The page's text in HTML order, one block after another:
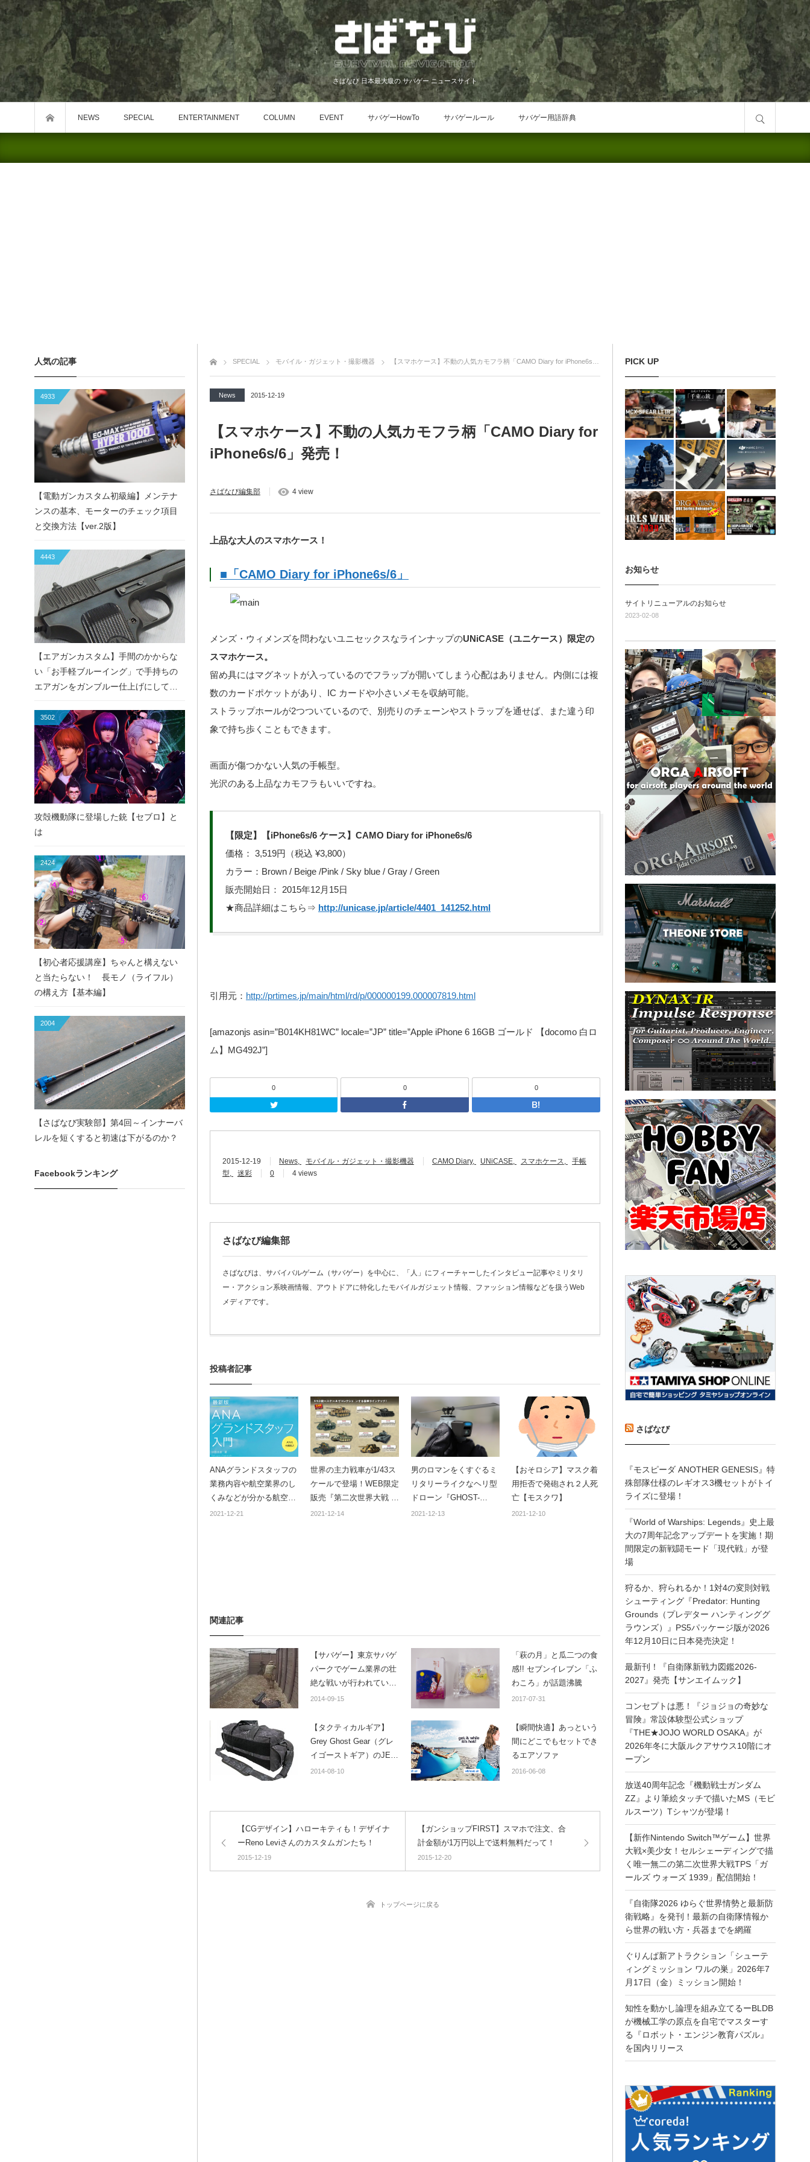
さばなび 日本最大級の サバゲー ニュースサイト
NEWS SPECIAL ENTERTAINMENT COLUMN EVENT サバゲーHowTo サバゲールール サバゲー用語辞典
SPECIAL モバイル・ガジェット・撮影機器 【スマホケース】不動の人気カモフラ柄「CAMO Diary for iPhone6s/6」発売！
News 2015-12-19
【スマホケース】不動の人気カモフラ柄「CAMO Diary for
iPhone6s/6」発売！
さばなび編集部 4 view
上品な大人のスマホケース！
■「CAMO Diary for iPhone6s/6」
メンズ・ウィメンズを問わないユニセックスなラインナップのUNiCASE（ユニケース）限定の
スマホケース。
留め具にはマグネットが入っているのでフラップが開いてしまう心配はありません。内側には複
数のカードポケットがあり、IC カードや小さいメモを収納可能。
ストラップホールが2つついているので、別売りのチェーンやストラップを通せば、また違う印
象で持ち歩くこともできます。
画面が傷つかない人気の手帳型。
光沢のある上品なカモフラもいいですね。
【限定】【iPhone6s/6 ケース】CAMO Diary for iPhone6s/6
価格： 3,519円（税込 ¥3,800）
カラー：Brown / Beige /Pink / Sky blue / Gray / Green
販売開始日： 2015年12月15日
★商品詳細はこちら⇒ http://unicase.jp/article/4401_141252.html
引用元： http://prtimes.jp/main/html/rd/p/000000199.000007819.html
[amazonjs asin=”B014KH81WC” locale=”JP” title=”Apple iPhone 6 16GB ゴールド 【docomo 白ロ
ム】MG492J”]
0
Twitter
0
Facebook
0
はてなブックマーク
2015-12-19 News モバイル・ガジェット・撮影機器 CAMO Diary UNiCASE スマホケース
手帳
型
迷彩 0 4 views
さばなび編集部
さばなびは、サバイバルゲーム（サバゲー）を中心に、「人」にフィーチャーしたインタビュー記事やミリタリ
ー・アクション系映画情報、アウトドアに特化したモバイルガジェット情報、ファッション情報などを扱うWeb
メディアです。
投稿者記事
ANAグランドスタッフの
業務内容や航空業界のし
くみなどが分かる航空業
界・地上職を目指す人の
2021-12-21
世界の主力戦車が1/43ス
ケールで登場！WEB限定
販売『第二次世界大戦 傑
作戦車コレクション』
2021-12-14
男のロマンをくすぐるミ
リタリーライクなヘリ型
ドローン『GHOST-
EYE』を応援購入サービ
2021-12-13
【おそロシア】マスク着
用拒否で発砲され２人死
亡【モスクワ】
2021-12-10
関連記事
【サバゲー】東京サバゲ
パークでゲーム業界の壮
絶な戦いが行われてい
た！（サバゲーでの話
がそろった大乱戦！
2014-09-15
「萩の月」と瓜二つの食
感!! セブンイレブン「ふ
わころ」が話題沸騰
2017-07-31
【タクティカルギア】
Grey Ghost Gear（グレ
イゴーストギア）のJED
Bail Out Bagが
2014-08-10
【瞬間快適】あっという
間にどこでもセットでき
るエアソファ
2016-06-08
【CGデザイン】ハローキティも！デザイナ
ーReno Leviさんのカスタムガンたち！
2015-12-19
【ガンショップFIRST】スマホで注文、合
計金額が1万円以上で送料無料だって！
2015-12-20
トップページに戻る
人気の記事
4933
【電動ガンカスタム初級編】メンテナ
ンスの基本、モーターのチェック項目
と交換方法【ver.2版】
4443
【エアガンカスタム】手間のかからな
い「お手軽ブルーイング」で手持ちの
エアガンをガンブルー仕上げにしてみ
3502
攻殻機動隊に登場した銃【セブロ】と
は
2424
【初心者応援講座】ちゃんと構えない
と当たらない！ 長モノ（ライフル）
の構え方【基本編】
2004
【さばなび実験部】第4回～インナーバ
レルを短くすると初速は下がるのか？
Facebookランキング
PICK UP
お知らせ
サイトリニューアルのお知らせ
2023-02-08
さばなび
『モスピーダ ANOTHER GENESIS』特
殊部隊仕様のレギオス3機セットがトイ
ライズに登場！
『World of Warships: Legends』史上最
大の7周年記念アップデートを実施！期
間限定の新戦闘モード「現代戦」が登
場
狩るか、狩られるか！1対4の変則対戦
シューティング『Predator: Hunting
Grounds（プレデター ハンティンググ
ラウンズ）』PS5パッケージ版が2026
年12月10日に日本発売決定！
最新刊！『自衛隊新戦力図鑑2026-
2027』発売【サンエイムック】
コンセプトは悪！『ジョジョの奇妙な
冒険』常設体験型公式ショップ
『THE★JOJO WORLD OSAKA』が
2026年冬に大阪ルクアサウス10階にオ
ープン
放送40周年記念『機動戦士ガンダム
ZZ』より筆絵タッチで描いたMS（モビ
ルスーツ）Tシャツが登場！
【新作Nintendo Switch™ゲーム】世界
大戦×美少女！セルシェーディングで描
く唯一無二の第二次世界大戦TPS「ガ
ールズ ウォーズ 1939」配信開始！
『自衛隊2026 ゆらぐ世界情勢と最新防
衛戦略』を発刊！最新の自衛隊情報か
ら世界の戦い方・兵器までを網羅
ぐりんぱ新アトラクション「シューテ
ィングミッション ワルの巣」2026年7
月17日（金）ミッション開始！
知性を動かし論理を組み立てるーBLDB
が機械工学の原点を自宅でマスターす
る『ロボット・エンジン教育パズル』
を国内リリース